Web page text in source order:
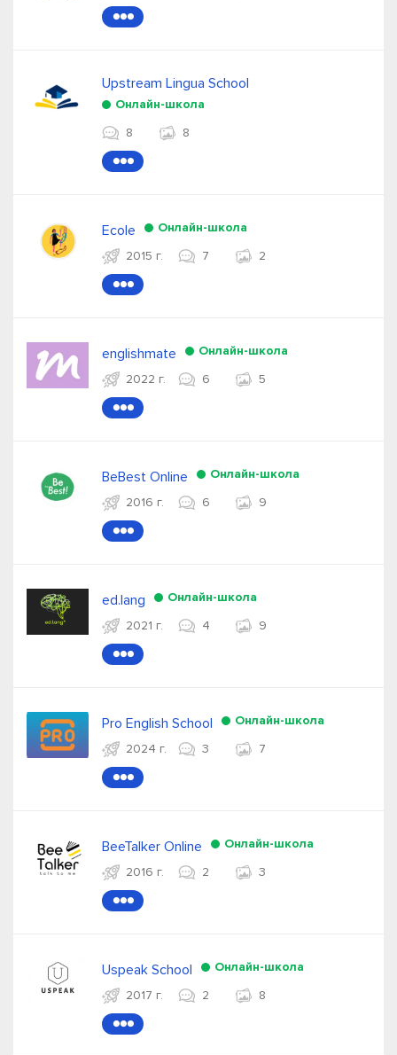
●●●
Upstream Lingua School
Онлайн-школа
8
8
●●●
Ecole
Онлайн-школа
2015 г.
7 2
●●●
englishmate
Онлайн-школа
2022 г.
6 5
●●●
BeBest Online
Онлайн-школа
2016 г.
6 9
●●●
ed.lang
Онлайн-школа
2021 г.
4 9
●●●
Pro English School
Онлайн-школа
2024 г.
3 7
●●●
BeeTalker Online
Онлайн-школа
2016 г.
2 3
●●●
Uspeak School
Онлайн-школа
2017 г.
2 8
●●●